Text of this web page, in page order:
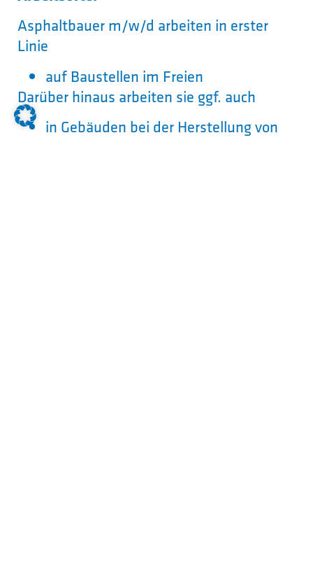
Asphaltbauer m/w/d arbeiten in erster
Linie
auf Baustellen im Freien
Darüber hinaus arbeiten sie ggf. auch
in Gebäuden bei der Herstellung von